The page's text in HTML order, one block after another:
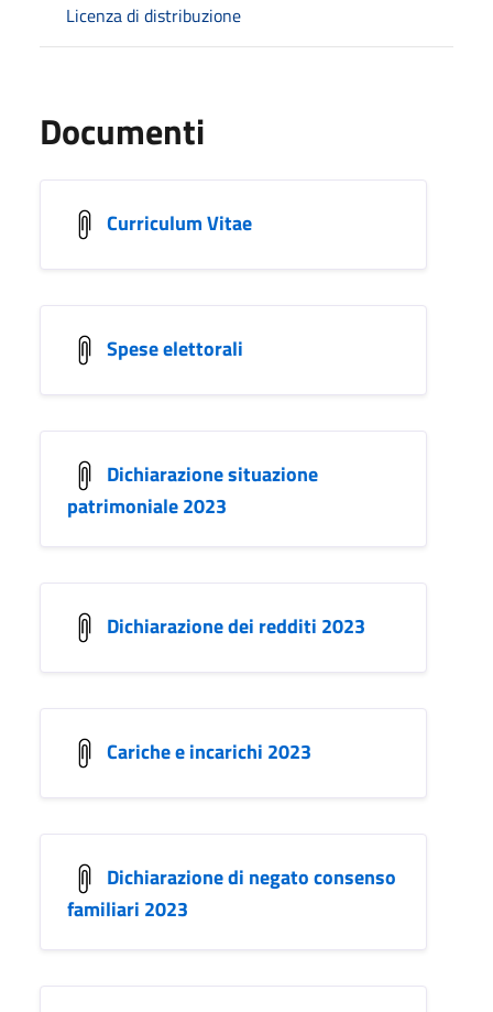
Licenza di distribuzione
Documenti
Curriculum Vitae
Spese elettorali
Dichiarazione situazione
patrimoniale 2023
Dichiarazione dei redditi 2023
Cariche e incarichi 2023
Dichiarazione di negato consenso
familiari 2023